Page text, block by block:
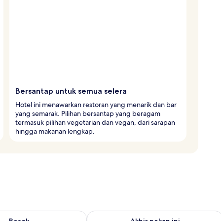
Bersantap untuk semua selera
Hotel ini menawarkan restoran yang menarik dan bar
yang semarak. Pilihan bersantap yang beragam
termasuk pilihan vegetarian dan vegan, dari sarapan
hingga makanan lengkap.
untuk besok Agu 7 - Agu 8Periksa ketersediaan untuk akhir